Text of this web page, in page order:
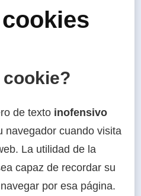
cookie?
de texto inofensivo
navegador cuando visita
La utilidad de la
capaz de recordar su
por esa página.